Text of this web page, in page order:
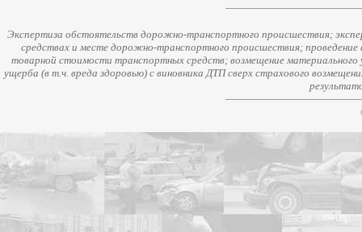
Экспертиза обстоятельств дорожно-транспортного происшествия;
средствах и месте дорожно-транспортного происшествия;
товарной стоимости транспортных средств; возмещение
ущерба (в т.ч. вреда здоровью) с виновника ДТП сверх страхового